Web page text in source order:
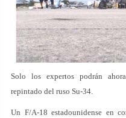
Solo los expertos podrán
repintado del ruso Su-34.
Un F/A-18 estadounidense en